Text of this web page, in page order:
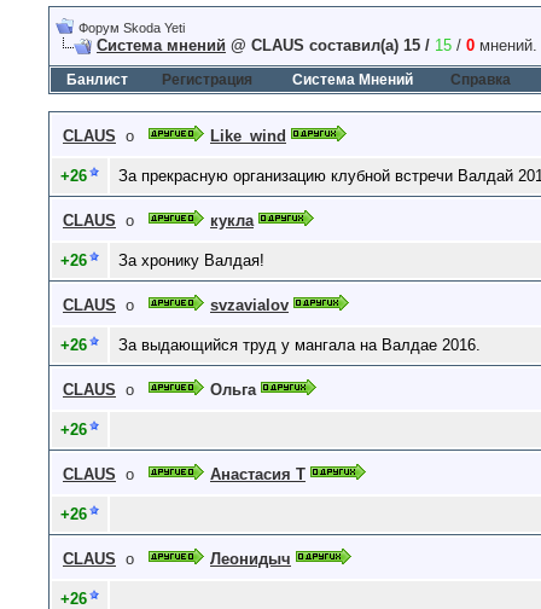
Форум Skoda Yeti
Система мнений @ CLAUS составил(а) 15 / 15 / 0
Банлист Регистрация Система Мнений Справка
CLAUS о Like_wind
+26 За прекрасную организацию клубной встречи Валдай
CLAUS о кукла
+26 За хронику Валдая!
CLAUS о svzavialov
+26 За выдающийся труд у мангала на Валдае 2016.
CLAUS о Ольга
+26
CLAUS о Анастасия Т
+26
CLAUS о Леонидыч
+26